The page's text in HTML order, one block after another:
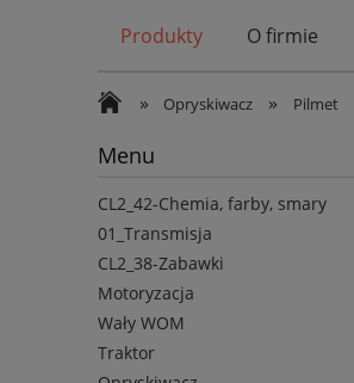
Produkty O firmie
» Opryskiwacz » Pilmet
Menu
CL2_42-Chemia, farby, smary
01_Transmisja
CL2_38-Zabawki
Motoryzacja
Wały WOM
Traktor